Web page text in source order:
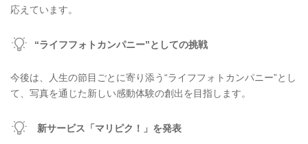
応えています。
“ライフフォトカンパニー”としての挑戦
今後は、人生の節目ごとに寄り添う“ライフフォトカンパニー”とし
て、写真を通じた新しい感動体験の創出を目指します。
新サービス「マリピク！」を発表